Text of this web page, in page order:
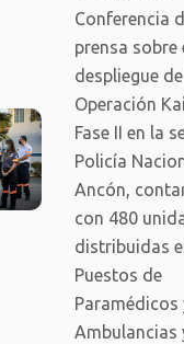
Conferencia
prensa sobre
despliegue
Operación
Fase II en la
Policía
Ancón,
con 480
distribuidas
Puestos de
Paramédicos
Ambulancias